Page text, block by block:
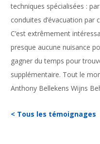
techniques spécialisées :
conduites d’évacuation par
C’est extrêmement
presque aucune nuisance
gagner du temps pour
supplémentaire. Tout le
Anthony Bellekens Wijns
< Tous les témoignages